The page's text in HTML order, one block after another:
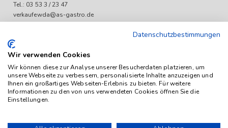
Tel.: 03 53 3 / 23 47
verkaufewda@as-gastro.de
Mo-Fr 09:00 bis 17:00 Uhr
Das Angebot von as-Gastro richtet sich ausschließlich an
Datenschutzbestimmungen
Wir verwenden Cookies
Wir können diese zur Analyse unserer Besucherdaten platzieren, um
unsere Webseite zu verbessern, personalisierte Inhalte anzuzeigen und
Ihnen ein großartiges Webseiten-Erlebnis zu bieten. Für weitere
Informationen zu den von uns verwendeten Cookies öffnen Sie die
Einstellungen.